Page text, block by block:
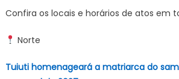
Confira os locais e horários de atos em
Norte
Tuiuti homenageará a matriarca do